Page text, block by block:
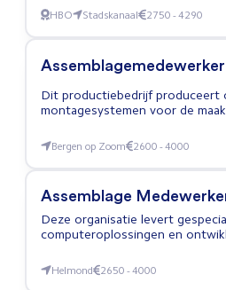
engineers ontworpen,
bij de klant.
HBO Stadskanaal 2750 - 4290
Junior Projectleider
Assemblagemedewerker
Dit productiebedrijf produceert
montagesystemen voor de
op Zoom werkt in een
aandacht is voor kwaliteit en
Bergen op Zoom 2600 - 4000
Assemblagemedewerker
Assemblage
Deze organisatie levert
computeroplossingen en
ondersteunt klanten met
systeemintegratie voor de
Helmond 2650 - 4000
Assemblage Medewerker